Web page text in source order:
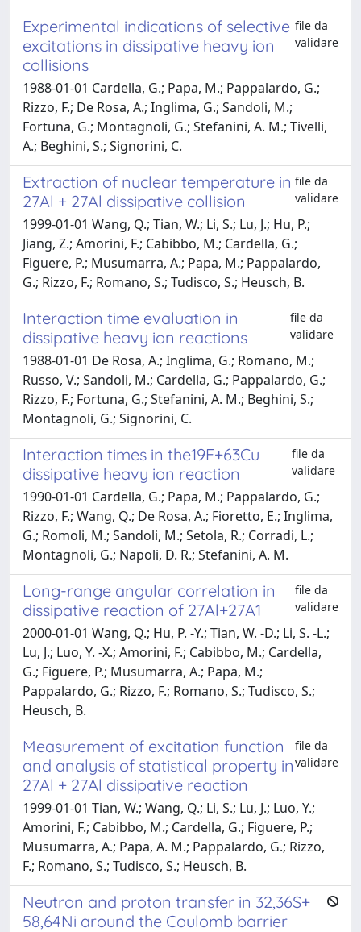
Experimental indications of selective
excitations in dissipative heavy ion
collisions
file da
validare
1988-01-01 Cardella, G.; Papa, M.; Pappalardo, G.;
Rizzo, F.; De Rosa, A.; Inglima, G.; Sandoli, M.;
Fortuna, G.; Montagnoli, G.; Stefanini, A. M.; Tivelli,
A.; Beghini, S.; Signorini, C.
Extraction of nuclear temperature in
27Al + 27Al dissipative collision
file da
validare
1999-01-01 Wang, Q.; Tian, W.; Li, S.; Lu, J.; Hu, P.;
Jiang, Z.; Amorini, F.; Cabibbo, M.; Cardella, G.;
Figuere, P.; Musumarra, A.; Papa, M.; Pappalardo,
G.; Rizzo, F.; Romano, S.; Tudisco, S.; Heusch, B.
Interaction time evaluation in
dissipative heavy ion reactions
file da
validare
1988-01-01 De Rosa, A.; Inglima, G.; Romano, M.;
Russo, V.; Sandoli, M.; Cardella, G.; Pappalardo, G.;
Rizzo, F.; Fortuna, G.; Stefanini, A. M.; Beghini, S.;
Montagnoli, G.; Signorini, C.
Interaction times in the19F+63Cu
dissipative heavy ion reaction
file da
validare
1990-01-01 Cardella, G.; Papa, M.; Pappalardo, G.;
Rizzo, F.; Wang, Q.; De Rosa, A.; Fioretto, E.; Inglima,
G.; Romoli, M.; Sandoli, M.; Setola, R.; Corradi, L.;
Montagnoli, G.; Napoli, D. R.; Stefanini, A. M.
Long-range angular correlation in
dissipative reaction of 27Al+27A1
file da
validare
2000-01-01 Wang, Q.; Hu, P. -Y.; Tian, W. -D.; Li, S. -L.;
Lu, J.; Luo, Y. -X.; Amorini, F.; Cabibbo, M.; Cardella,
G.; Figuere, P.; Musumarra, A.; Papa, M.;
Pappalardo, G.; Rizzo, F.; Romano, S.; Tudisco, S.;
Heusch, B.
Measurement of excitation function
and analysis of statistical property in
27Al + 27Al dissipative reaction
file da
validare
1999-01-01 Tian, W.; Wang, Q.; Li, S.; Lu, J.; Luo, Y.;
Amorini, F.; Cabibbo, M.; Cardella, G.; Figuere, P.;
Musumarra, A.; Papa, A. M.; Pappalardo, G.; Rizzo,
F.; Romano, S.; Tudisco, S.; Heusch, B.
Neutron and proton transfer in 32,36S+
58,64Ni around the Coulomb barrier